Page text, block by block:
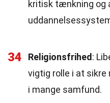
kritisk tænkning og
34 Religionsfrihed :
vigtig rolle i at
i mange samfund.